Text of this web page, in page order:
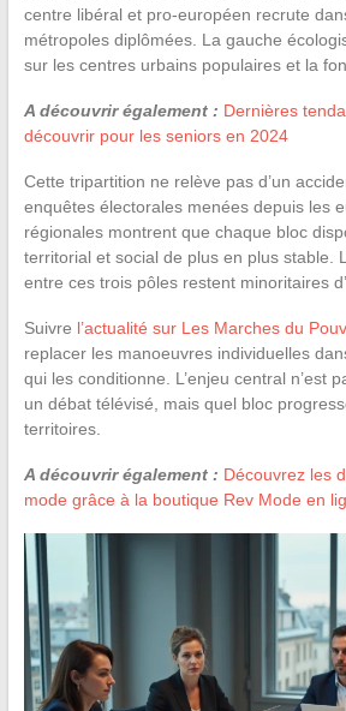
centre libéral et pro-européen recrute
métropoles diplômées. La gauche
sur les centres urbains populaires et la
A découvrir également : Dernières
découvrir pour les seniors en 2024
Cette tripartition ne relève pas d’un
enquêtes électorales menées depuis les
régionales montrent que chaque bloc
territorial et social de plus en plus stable.
entre ces trois pôles restent minoritaires
Suivre l’actualité sur Les Marches du
replacer les manoeuvres individuelles
qui les conditionne. L’enjeu central n’est
un débat télévisé, mais quel bloc
territoires.
A découvrir également : Découvrez les
mode grâce à la boutique Rev Mode en